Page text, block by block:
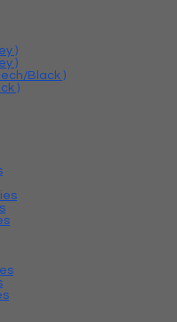
)
)
Black )
)